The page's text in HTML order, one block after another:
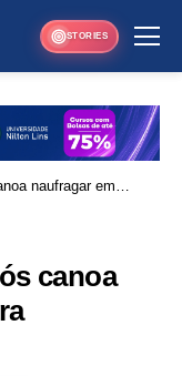
STORIES
naufragar em
canoa